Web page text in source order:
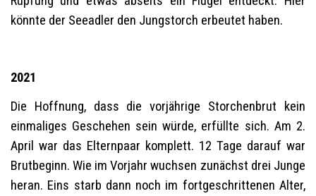
könnte der Seeadler den Jungstorch erbeutet haben.
2021
Die Hoffnung, dass die vorjährige Storchenbrut kein
einmaliges Geschehen sein würde, erfüllte sich. Am 2.
April war das Elternpaar komplett. 12 Tage darauf war
Brutbeginn. Wie im Vorjahr wuchsen zunächst drei Junge
heran. Eins starb dann noch im fortgeschrittenen Alter,